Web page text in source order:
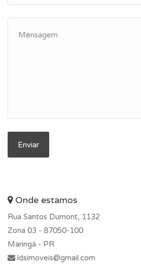
Onde estamos
Rua Santos Dumont, 1132
Zona 03 - 87050-100
Maringá - PR
ldsimoveis@gmail.com